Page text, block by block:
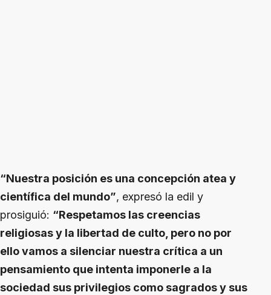
“Nuestra posición es una concepción atea y
científica del mundo”, expresó la edil y
prosiguió: “Respetamos las creencias
religiosas y la libertad de culto, pero no por
ello vamos a silenciar nuestra crítica a un
pensamiento que intenta imponerle a la
sociedad sus privilegios como sagrados y sus